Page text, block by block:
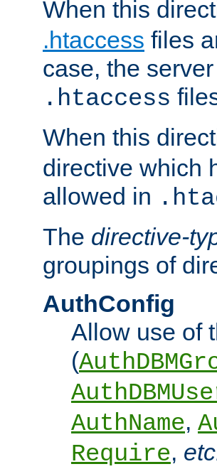
When this
.htaccess files
case, the
.htaccess
When this
directive which
allowed in
The directive-
groupings of
AuthConfig
Allow use of
(
AuthName,
Require,